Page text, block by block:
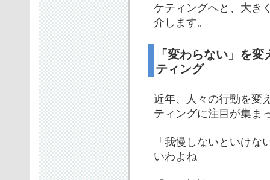
ケティングへと、大き
介します。
「変わらない」を
ティング
近年、人々の行動を変
ティングに注目が集ま
「我慢しないといけ
いわよね